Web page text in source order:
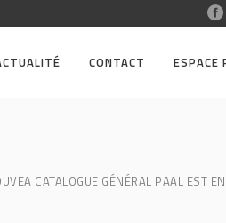
CONTACT ESPACE
CATALOGUE GÉNÉRAL PAAL EST